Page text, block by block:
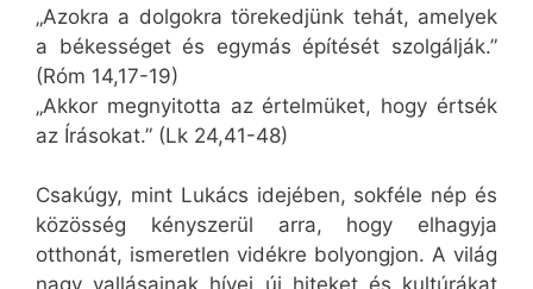
„Azokra a dolgokra törekedjünk tehát, amelyek
a békességet és egymás építését szolgálják.”
(Róm 14,17-19)
„Akkor megnyitotta az értelmüket, hogy értsék
az Írásokat.” (Lk 24,41-48)
Csakúgy, mint Lukács idejében, sokféle nép és
közösség kényszerül arra, hogy elhagyja
otthonát, ismeretlen vidékre bolyongjon. A világ